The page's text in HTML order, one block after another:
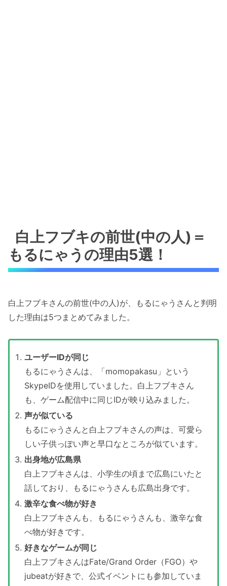
白上フブキの前世(中の人)＝
もるにゃうの理由5選！
白上フブキさんの前世(中の人)が、もるにゃうさんと判明
した理由は5つまとめてみました。
ユーザーIDが同じ
もるにゃうさんは、「momopakasu」という
SkypeIDを使用していました。白上フブキさん
も、ゲーム配信中に同じIDが映り込みました。
声が似ている
もるにゃうさんと白上フブキさんの声は、可愛ら
しい子供っぽい声と早口なところが似ています。
出身地が広島県
白上フブキさんは、小学生の頃まで広島にいたと
話しており、もるにゃうさんも広島出身です。
激辛な食べ物が好き
白上フブキさんも、もるにゃうさんも、激辛な食
べ物が好きです。
好きなゲームが同じ
白上フブキさんはFate/Grand Order（FGO）や
jubeatが好きで、公式イベントにも参加していま